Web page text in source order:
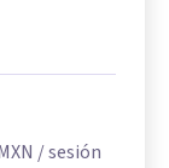
/ sesión